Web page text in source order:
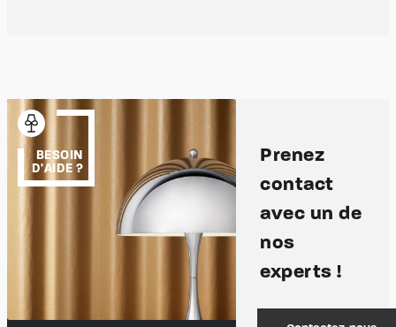
BESOIN
D'AIDE ?
Prenez
contact
avec un de
nos
experts !